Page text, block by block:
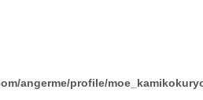
angerme/profile/